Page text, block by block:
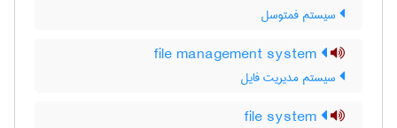
سیستم فمتوسل
سیستم مدیریت فایل